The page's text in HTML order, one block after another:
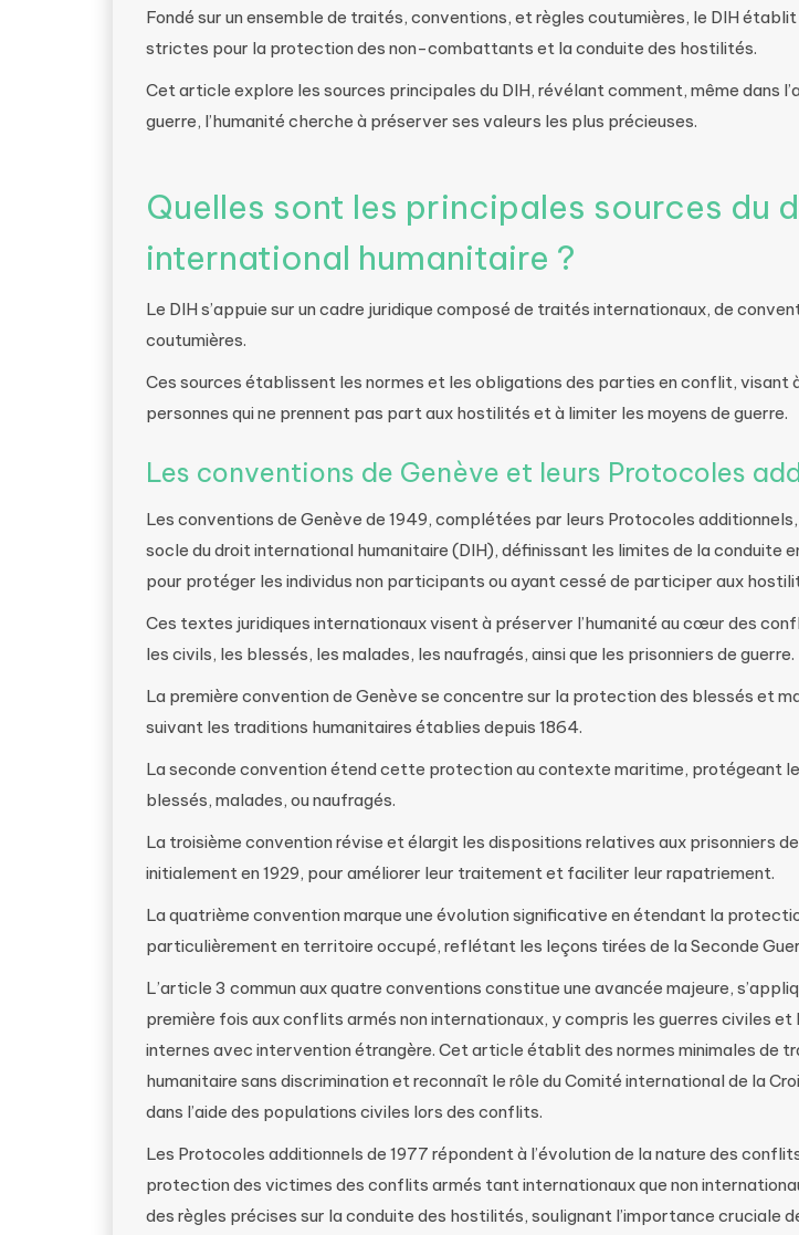
Fondé sur un ensemble de traités, conventions, et règles coutumières, le DIH
strictes pour la protection des non-combattants et la conduite des hostilités.
Cet article explore les sources principales du DIH, révélant comment, même dans
guerre, l’humanité cherche à préserver ses valeurs les plus précieuses.
Quelles sont les principales sources du
international humanitaire ?
Le DIH s’appuie sur un cadre juridique composé de traités internationaux, de
coutumières.
Ces sources établissent les normes et les obligations des parties en conflit, visant
personnes qui ne prennent pas part aux hostilités et à limiter les moyens de guerre.
Les conventions de Genève et leurs Protocoles
Les conventions de Genève de 1949, complétées par leurs Protocoles
socle du droit international humanitaire (DIH), définissant les limites de la conduite
pour protéger les individus non participants ou ayant cessé de participer aux
Ces textes juridiques internationaux visent à préserver l’humanité au cœur des
les civils, les blessés, les malades, les naufragés, ainsi que les prisonniers de guerre.
La première convention de Genève se concentre sur la protection des blessés et
suivant les traditions humanitaires établies depuis 1864.
La seconde convention étend cette protection au contexte maritime, protégeant
blessés, malades, ou naufragés.
La troisième convention révise et élargit les dispositions relatives aux prisonniers
initialement en 1929, pour améliorer leur traitement et faciliter leur rapatriement.
La quatrième convention marque une évolution significative en étendant la
particulièrement en territoire occupé, reflétant les leçons tirées de la Seconde
L’article 3 commun aux quatre conventions constitue une avancée majeure,
première fois aux conflits armés non internationaux, y compris les guerres civiles
internes avec intervention étrangère. Cet article établit des normes minimales de
humanitaire sans discrimination et reconnaît le rôle du Comité international de la
dans l’aide des populations civiles lors des conflits.
Les Protocoles additionnels de 1977 répondent à l’évolution de la nature des
protection des victimes des conflits armés tant internationaux que non
des règles précises sur la conduite des hostilités, soulignant l’importance cruciale